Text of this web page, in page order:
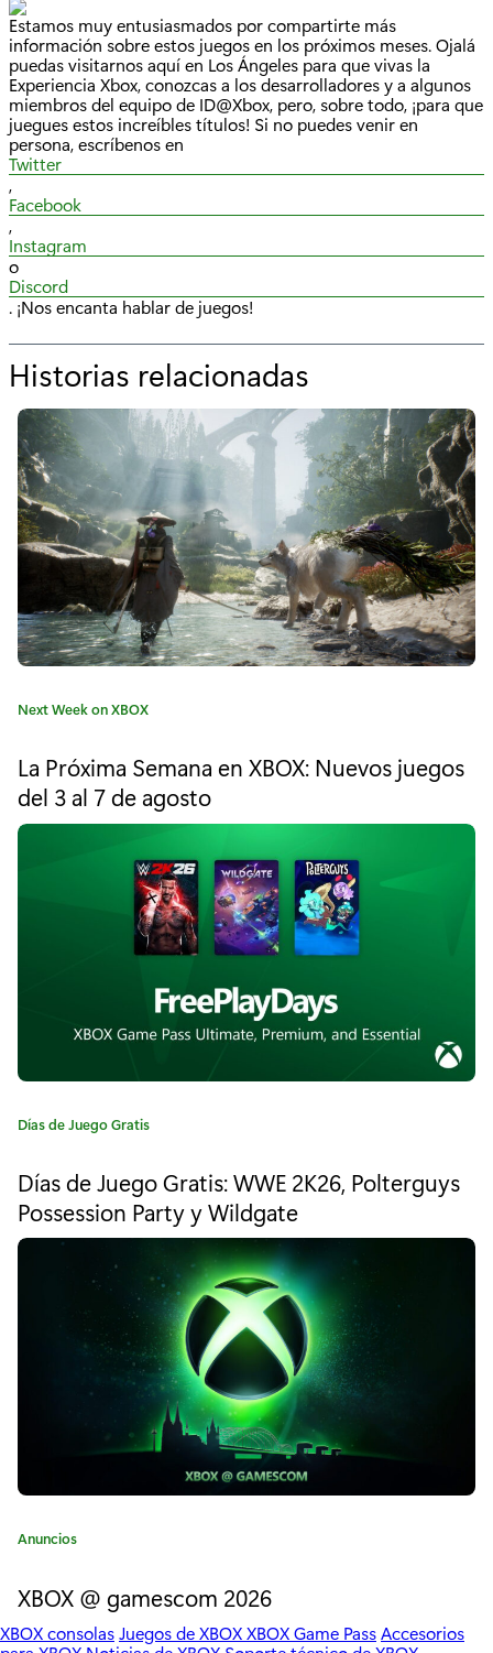
Estamos muy entusiasmados por compartirte más
información sobre estos juegos en los próximos meses. Ojalá
puedas visitarnos aquí en Los Ángeles para que vivas la
Experiencia Xbox, conozcas a los desarrolladores y a algunos
miembros del equipo de ID@Xbox, pero, sobre todo, ¡para que
juegues estos increíbles títulos! Si no puedes venir en
persona, escríbenos en
Twitter
,
Facebook
,
Instagram
o
Discord
. ¡Nos encanta hablar de juegos!
Historias relacionadas
o
r
"
E
3
2
0
e
s
l
u
m
b
r
n
t
e
s
j
u
e
g
d
C
e
g
o
Next Week on XBOX
La Próxima Semana en XBOX: Nuevos juegos
del 3 al 7 de agosto
C
e
g
o
Días de Juego Gratis
Días de Juego Gratis: WWE 2K26, Polterguys
Possession Party y Wildgate
C
e
g
Anuncios
XBOX @ gamescom 2026
XBOX consolasJuegos de XBOXXBOX Game PassAccesorios